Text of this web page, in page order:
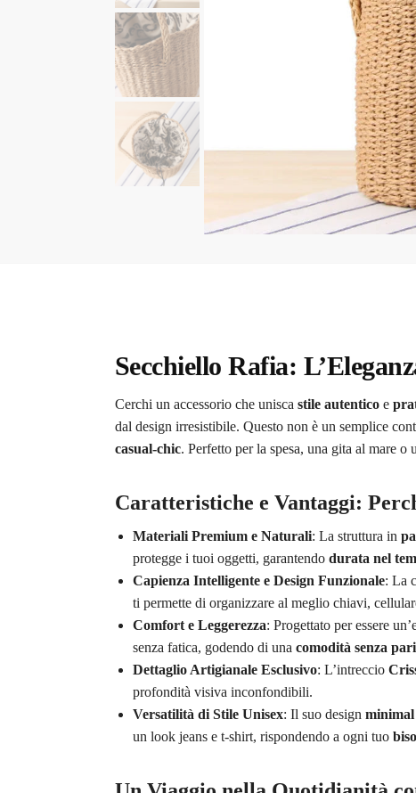
Secchiello Rafia:
Cerchi un accessorio che unisca stile autenticoe
dal design irresistibile. Questo non è un semplice
casual-chic. Perfetto per la spesa, una gita al mare
Caratteristiche e Vantaggi:
Materiali Premium e Naturali: La struttura in
protegge i tuoi oggetti, garantendo durata nel
Capienza Intelligente e Design Funzionale: La
ti permette di organizzare al meglio chiavi,
Comfort e Leggerezza: Progettato per essere
senza fatica, godendo di una comodità senza pari
Dettaglio Artigianale Esclusivo: L’intreccio
profondità visiva inconfondibili.
Versatilità di Stile Unisex: Il suo design minimal
un look jeans e t-shirt, rispondendo a ogni tuo